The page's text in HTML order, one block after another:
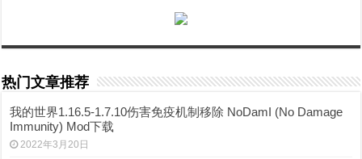
热门文章推荐
我的世界1.16.5-1.7.10伤害免疫机制移除 NoDamI (No Damage
Immunity) Mod下载
2022年3月20日